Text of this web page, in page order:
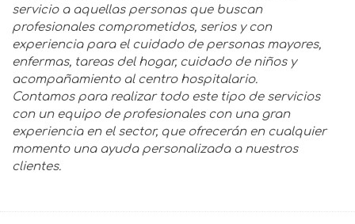
servicio a aquellas personas que buscan
profesionales comprometidos, serios y con
experiencia para el cuidado de personas mayores,
enfermas, tareas del hogar, cuidado de niños y
acompañamiento al centro hospitalario.
Contamos para realizar todo este tipo de servicios
con un equipo de profesionales con una gran
experiencia en el sector, que ofrecerán en cualquier
momento una ayuda personalizada a nuestros
clientes.